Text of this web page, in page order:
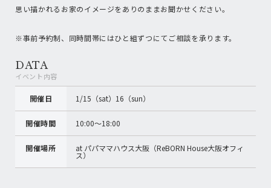
思い描かれるお家のイメージをありのままお聞かせください。
※事前予約制、同時間帯にはひと組ずつにてご相談を承ります。
DATA
イベント内容
開催日 1/15（sat）16（sun）
開催時間 10:00〜18:00
開催場所 at パパママハウス大阪（ReBORN House大阪オフィ
ス）